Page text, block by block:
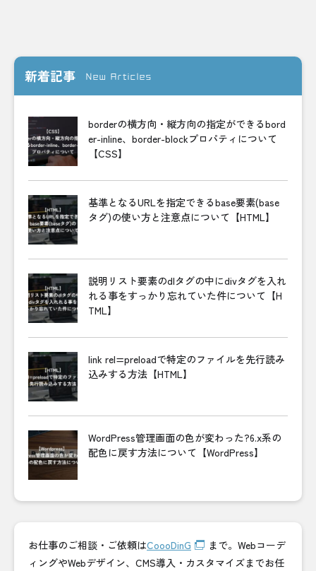
新着記事 New Articles
borderの横方向・縦方向の指定ができるbord
er-inline、border-blockプロパティについて
【CSS】
基準となるURLを指定できるbase要素(base
タグ)の使い方と注意点について【HTML】
説明リスト要素のdlタグの中にdivタグを入れ
れる事をすっかり忘れていた件について【H
TML】
link rel=preloadで特定のファイルを先行読み
込みする方法【HTML】
WordPress管理画面の色が変わった?6.x系の
配色に戻す方法について【WordPress】
お仕事のご相談・ご依頼はCoooDinG
まで。Webコーデ
ィングやWebデザイン、CMS導入・カスタマイズまでお任